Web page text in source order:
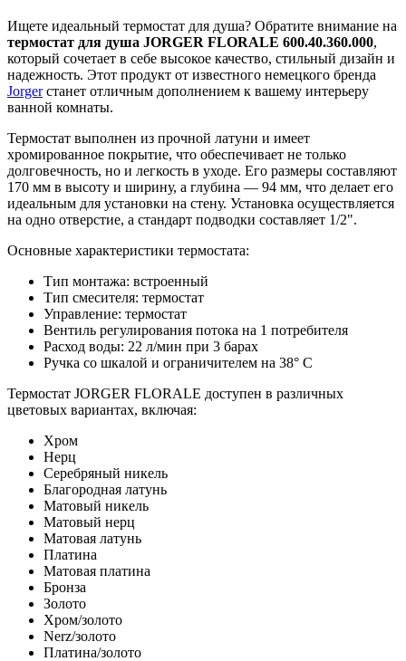
Ищете идеальный термостат для душа? Обратите внимание на
термостат для душа JORGER FLORALE 600.40.360.000,
который сочетает в себе высокое качество, стильный дизайн и
надежность. Этот продукт от известного немецкого бренда
Jorgerстанет отличным дополнением к вашему интерьеру
ванной комнаты.
Термостат выполнен из прочной латуни и имеет
хромированное покрытие, что обеспечивает не только
долговечность, но и легкость в уходе. Его размеры составляют
170 мм в высоту и ширину, а глубина — 94 мм, что делает его
идеальным для установки на стену. Установка осуществляется
на одно отверстие, а стандарт подводки составляет 1/2".
Основные характеристики термостата:
Тип монтажа: встроенный
Тип смесителя: термостат
Управление: термостат
Вентиль регулирования потока на 1 потребителя
Расход воды: 22 л/мин при 3 барах
Ручка со шкалой и ограничителем на 38° C
Термостат JORGER FLORALE доступен в различных
цветовых вариантах, включая:
Хром
Нерц
Серебряный никель
Благородная латунь
Матовый никель
Матовый нерц
Матовая латунь
Платина
Матовая платина
Бронза
Золото
Хром/золото
Nerz/золото
Платина/золото